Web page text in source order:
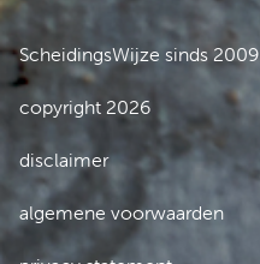
ScheidingsWijze sinds 2009
copyright 2026
disclaimer
algemene voorwaarden